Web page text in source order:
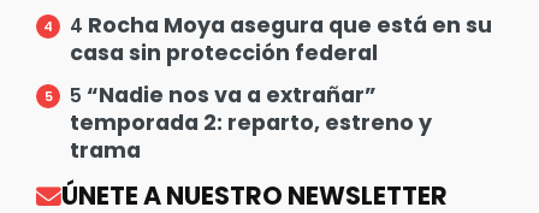
4 Rocha Moya asegura que está en su
casa sin protección federal
5 “Nadie nos va a extrañar”
temporada 2: reparto, estreno y
trama
ÚNETE A NUESTRO NEWSLETTER